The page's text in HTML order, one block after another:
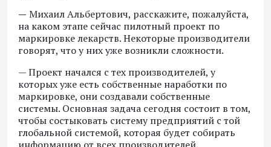
— Михаил Альбертович, расскажите, пожалуйста,
на каком этапе сейчас пилотный проект по
маркировке лекарств. Некоторые производители
говорят, что у них уже возникли сложности.
— Проект начался с тех производителей, у
которых уже есть собственные наработки по
маркировке, они создавали собственные
системы. Основная задача сегодня состоит в том,
чтобы состыковать систему предприятий с той
глобальной системой, которая будет собирать